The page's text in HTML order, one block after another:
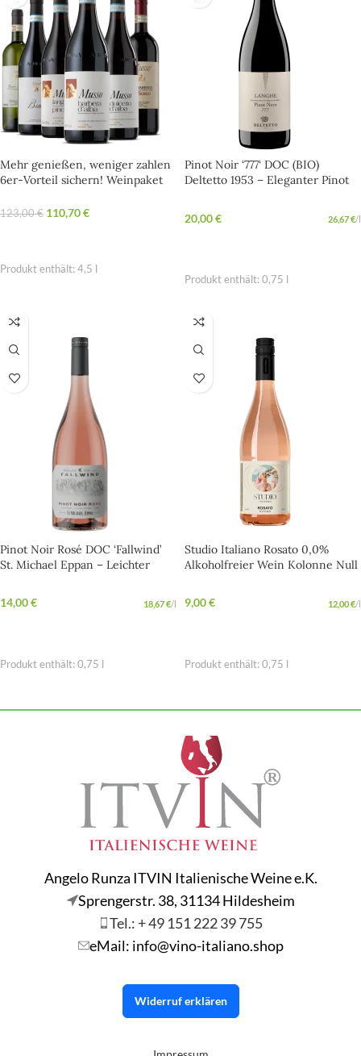
Mehr genießen, weniger zahlen
6er-Vorteil sichern! Weinpaket
123,00€ 110,70€
Produkt enthält: 4,5
Pinot Noir ‘777‘ DOC (BIO)
Deltetto 1953 – Eleganter Pinot
20,00€ 26,67€/
Produkt enthält: 0,75
Pinot Noir Rosé DOC ‘Fallwind’
St. Michael Eppan – Leichter
14,00€ 18,67€/l
Produkt enthält: 0,75 l
Studio Italiano Rosato 0,0%
Alkoholfreier Wein Kolonne Null
Urlaubsgefühl
9,00€ 12,00€/l
Produkt enthält: 0,75 l
Angelo Runza ITVIN Italienische Weine e.K.
Sprengerstr. 38, 31134 Hildesheim
Tel.: + 49 151 222 39 755
eMail: info@vino-italiano.shop
Widerruf erklären